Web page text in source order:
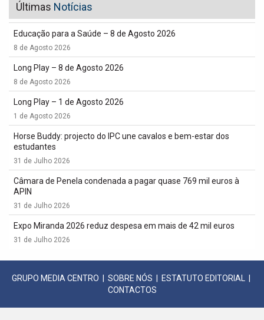
Últimas Notícias
Educação para a Saúde – 8 de Agosto 2026
8 de Agosto 2026
Long Play – 8 de Agosto 2026
8 de Agosto 2026
Long Play – 1 de Agosto 2026
1 de Agosto 2026
Horse Buddy: projecto do IPC une cavalos e bem-estar dos
estudantes
31 de Julho 2026
Câmara de Penela condenada a pagar quase 769 mil euros à
APIN
31 de Julho 2026
Expo Miranda 2026 reduz despesa em mais de 42 mil euros
31 de Julho 2026
GRUPO MEDIA CENTRO SOBRE NÓS ESTATUTO EDITORIAL
CONTACTOS